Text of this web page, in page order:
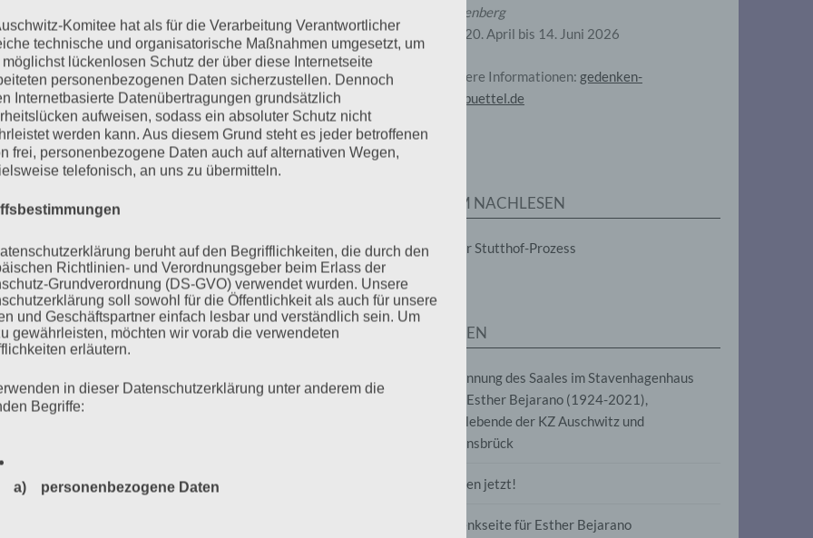
Wittenberg
Vom 20. April bis 14. Juni 2026
Weitere Informationen: gedenken-
eimsbuettel.de
ZUM NACHLESEN
Der Stutthof-Prozess
SEITEN
Benennung des Saales im Stavenhagenhaus
nach Esther Bejarano (1924-2021),
Überlebende der KZ Auschwitz und
Ravensbrück
Frieden jetzt!
Gedenkseite für Esther Bejarano
Komitee hat als für die Verarbeitung Verantwortlicher
technische und organisatorische Maßnahmen umgesetzt, um
lückenlosen Schutz der über diese Internetseite
personenbezogenen Daten sicherzustellen. Dennoch
Internetbasierte Datenübertragungen grundsätzlich
aufweisen, sodass ein absoluter Schutz nicht
werden kann. Aus diesem Grund steht es jeder betroffenen
frei, personenbezogene Daten auch auf alternativen Wegen,
telefonisch, an uns zu übermitteln.
beruht auf den Begrifflichkeiten, die durch den
Richtlinien- und Verordnungsgeber beim Erlass der
Grundverordnung (DS-GVO) verwendet wurden. Unsere
soll sowohl für die Öffentlichkeit als auch für unsere
und Geschäftspartner einfach lesbar und verständlich sein. Um
gewährleisten, möchten wir vorab die verwendeten
erläutern.
in dieser Datenschutzerklärung unter anderem die
Begriffe:
a) personenbezogene Daten